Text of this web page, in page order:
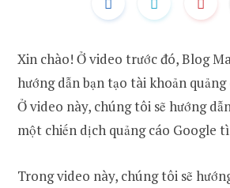
Xin chào! Ở video trước đó, Blog
hướng dẫn bạn tạo tài khoản quảng
Ở video này, chúng tôi sẽ hướng
một chiến dịch quảng cáo Google
Trong video này, chúng tôi sẽ